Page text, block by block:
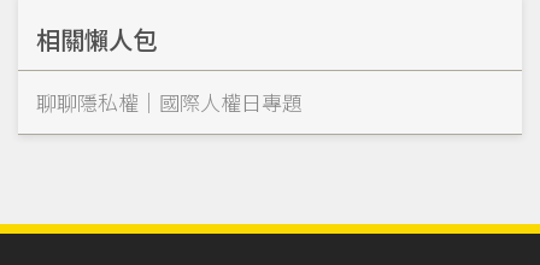
相關懶人包
聊聊隱私權｜國際人權日專題